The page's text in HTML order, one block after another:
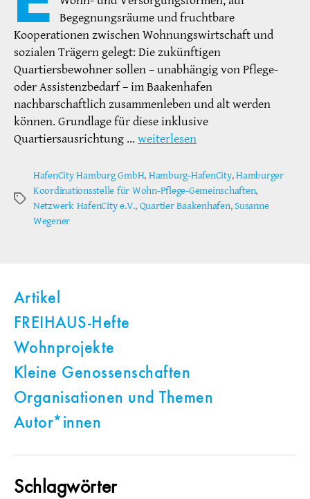
Begegnungsräume und fruchtbare
Kooperationen zwischen Wohnungswirtschaft und
sozialen Trägern gelegt: Die zukünftigen
Quartiersbewohner sollen – unabhängig von Pflege-
oder Assistenzbedarf – im Baakenhafen
nachbarschaftlich zusammenleben und alt werden
können. Grundlage für diese inklusive
Quartiersausrichtung … weiterlesen
Schlagwörter
HafenCity Hamburg GmbH, Hamburg-HafenCity,Hamburger
Koordinationsstelle für Wohn-Pflege-Gemeinschaften,
Netzwerk HafenCity e.V., Quartier Baakenhafen,Susanne
Wegener
Artikel
FREIHAUS-Hefte
Wohnprojekte
Kleine Genossenschaften
Organisationen und Themen
Autor*innen
Schlagwörter